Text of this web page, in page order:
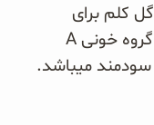
کلم برای
دارندگان گروه خونی O مضر، برای گروه خونی A